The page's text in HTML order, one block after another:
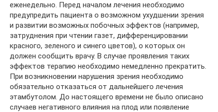
еженедельно. Перед началом лечения необходимо
предупредить пациента о возможном ухудшении зрения
и развитии возможных побочных эффектов (например,
затруднения при чтении газет, дифференцировании
красного, зеленого и синего цветов), о которых он
должен сообщить врачу. В случае проявления таких
эффектов терапию необходимо немедленно прекратить.
При возникновении нарушения зрения необходимо
обязательно отказаться от дальнейшего лечения
этамбутолом. До настоящего времени не было описано
случаев негативного влияния на плод или появление